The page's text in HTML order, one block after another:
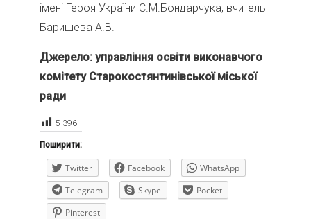
імені Героя України С.М.Бондарчука, вчитель
Баришева А.В.
Джерело: управління освіти виконавчого
комітету Старокостянтинівської міської
ради
5 396
Поширити:
Twitter Facebook
WhatsApp
Telegram
Skype
Pocket
Pinterest